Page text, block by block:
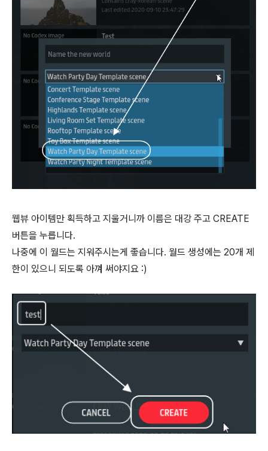
웹뷰 아이템만 획득하고 지울거니까 이름은 대강 주고 CREATE
버튼을 누릅니다.
나중에 이 월드는 지워주시는게 좋습니다. 월드 생성에는 20개 제
한이 있으니 되도록 아껴 써야지요 :)